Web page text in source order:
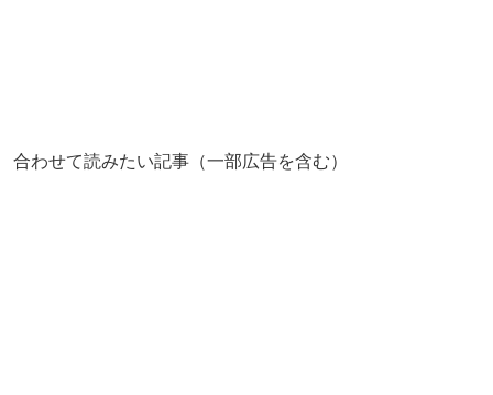
合わせて読みたい記事（一部広告を含む）